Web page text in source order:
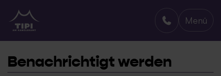
TIPI AM KANZLERAMT
Menü
Benachrichtigt werden